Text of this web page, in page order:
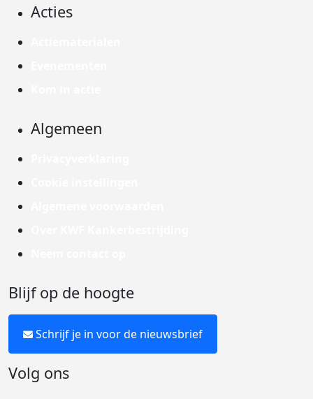
Acties
Algemeen
Blijf op de hoogte
Schrijf je in voor de nieuwsbrief
Volg ons